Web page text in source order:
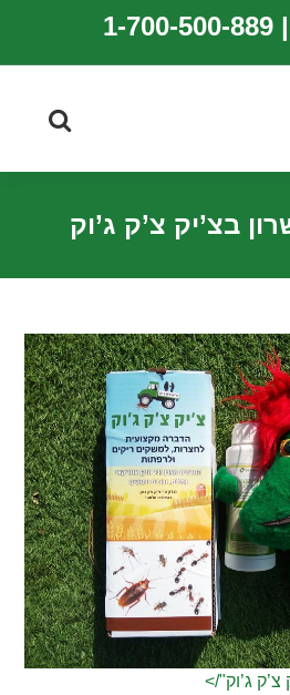
בצ’יק צ’ק ג’וק
ג’וק"/>